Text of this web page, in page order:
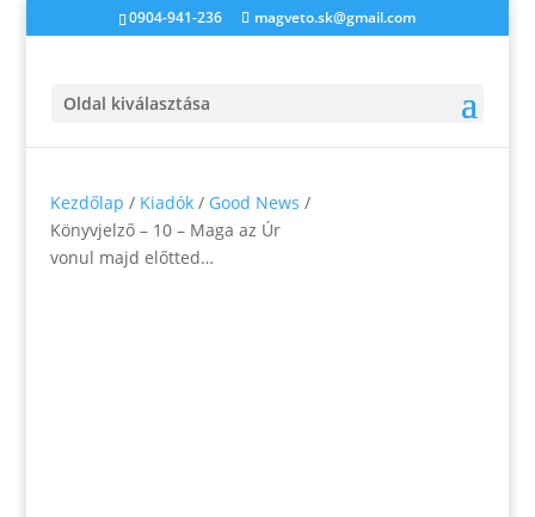
0904-941-236 magveto.sk@gmail.com
Oldal kiválasztása
Kezdőlap / Kiadók / Good News /
Könyvjelző – 10 – Maga az Úr
vonul majd előtted…